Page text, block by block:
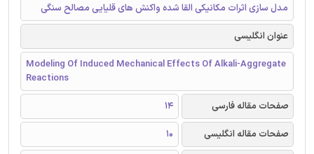
مدل سازی اثرات مکانیکی القا شده واکنش های قلیایی مصالح سنگی
عنوان انگلیسی
Modeling Of Induced Mechanical Effects Of Alkali-Aggregate
Reactions
صفحات مقاله فارسی
14
صفحات مقاله انگلیسی
10